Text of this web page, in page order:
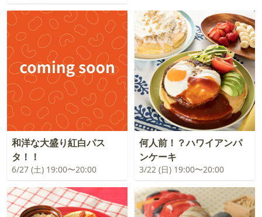
和洋な大盛り紅白パス
タ！！
6/27 (土) 19:00〜20:00
何人前！？ハワイアンパ
ンケーキ
3/22 (日) 19:00〜20:00